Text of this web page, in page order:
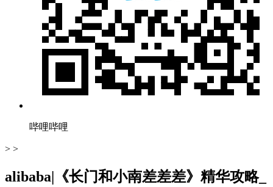
哔哩哔哩
> >
alibaba|《长门和小南差差差》精华攻略_